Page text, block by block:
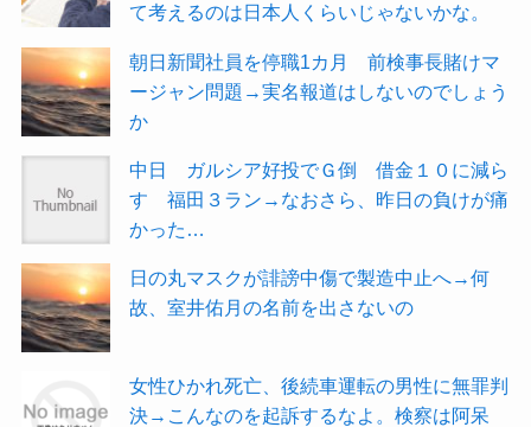
て考えるのは日本人くらいじゃないかな。
朝日新聞社員を停職1カ月 前検事長賭けマ
ージャン問題→実名報道はしないのでしょう
か
中日 ガルシア好投でＧ倒 借金１０に減ら
す 福田３ラン→なおさら、昨日の負けが痛
かった…
日の丸マスクが誹謗中傷で製造中止へ→何
故、室井佑月の名前を出さないの
女性ひかれ死亡、後続車運転の男性に無罪判
決→こんなのを起訴するなよ。検察は阿呆